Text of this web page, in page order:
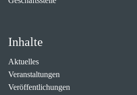
Inhalte
Aktuelles
Veranstaltungen
Veröffentlichungen